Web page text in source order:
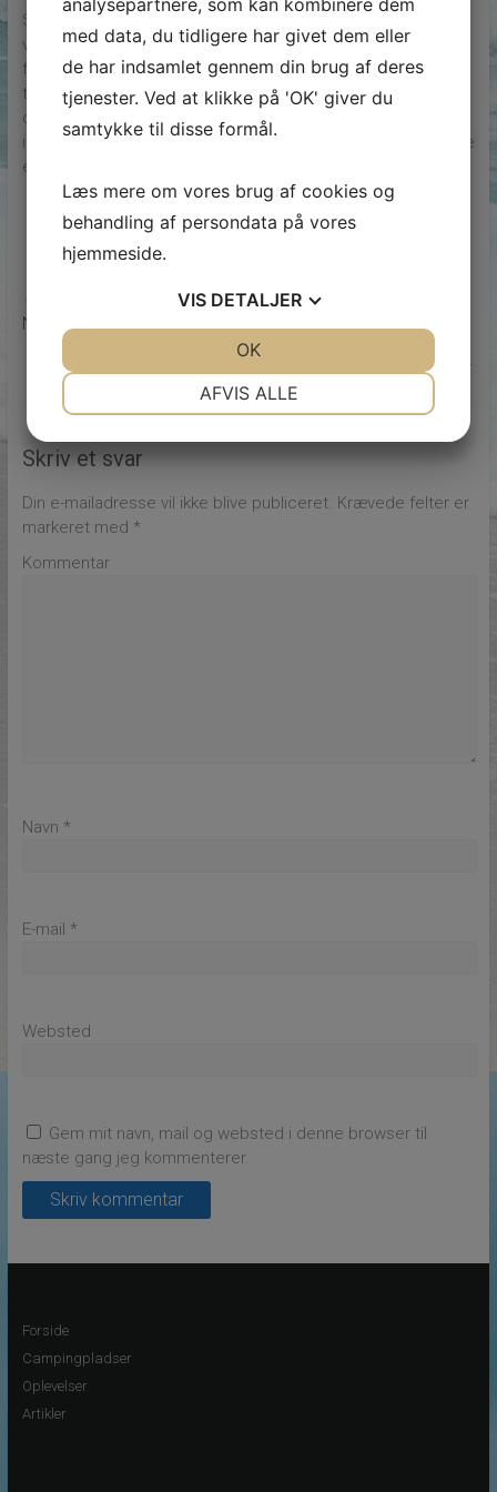
Samlet set er terrasserensning en vigtig del af
vedligeholdelsen af udendørs terrasser og
flisebelægninger. Det er vigtigt at vælge den rigtige metode
til terrasserensning og udføre opgaven regelmæssigt for at
opretholde terrassens udseende og holdbarhed. Ved at
investere tid og ressourcer i terrasserensning kan man nyde
en smuk og sikker terrasse i mange år fremover.
←
Skab drømmehaven med en anlægsgartner i
Nordsjælland
Effektiv udskrivning af plastikkort med kortprintere
→
Skriv et svar
Din e-mailadresse vil ikke blive publiceret. Krævede felter er
markeret med *
Kommentar
Navn *
E-mail *
Websted
Gem mit navn, mail og websted i denne browser til
næste gang jeg kommenterer.
Forside
Campingpladser
Oplevelser
Artikler
med data, du tidligere har givet dem eller
de har indsamlet gennem din brug af deres
tjenester. Ved at klikke på 'OK' giver du
samtykke til disse formål.
Læs mere om vores brug af cookies og
behandling af persondata på vores
hjemmeside.
VIS DETALJER
MARKETING
AFVIS ALLE
OK